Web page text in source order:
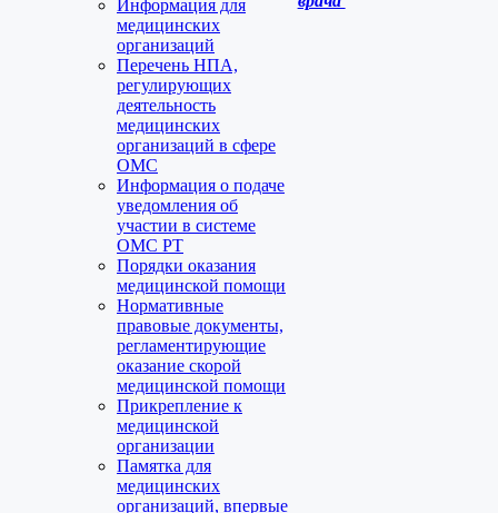
Информация для
медицинских
организаций
Перечень НПА,
регулирующих
деятельность
медицинских
организаций в сфере
ОМС
Информация о подаче
уведомления об
участии в системе
ОМС РТ
Порядки оказания
медицинской помощи
Нормативные
правовые документы,
регламентирующие
оказание скорой
медицинской помощи
Прикрепление к
медицинской
организации
Памятка для
медицинских
организаций, впервые